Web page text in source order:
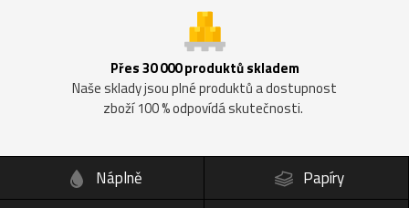
Přes 30 000 produktů skladem
Naše sklady jsou plné produktů a dostupnost
zboží 100 % odpovídá skutečnosti.
Náplně
Papíry